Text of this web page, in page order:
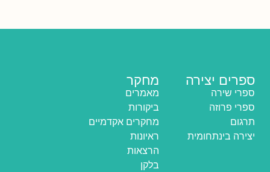
ספרים יצירה
ספרי שירה
ספרי פרוזה
תרגום
יצירה בינתחומית
מחקר
מאמרים
ביקורות
מחקרים אקדמיים
ראיונות
הרצאות
בלקן